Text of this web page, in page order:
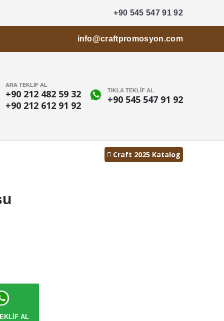
+90 545 547 91 92
info@craftpromosyon.com
ARA TEKLİF AL
+90 212 482 59 32
+90 212 612 91 92
TIKLA TEKLİF AL
+90 545 547 91 92
Craft 2025 Katalog
AL